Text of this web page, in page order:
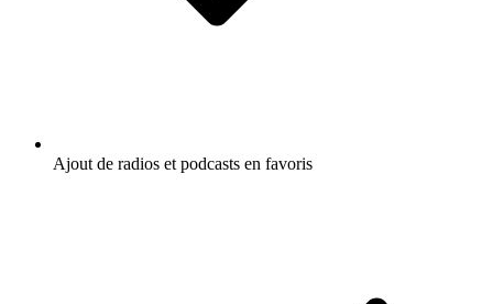
Ajout de radios et podcasts en favoris